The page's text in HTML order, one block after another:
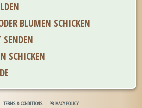
BLUMEN SCHICKEN
SENDEN
SCHICKEN
TERMS & CONDITIONS PRIVACY POLICY